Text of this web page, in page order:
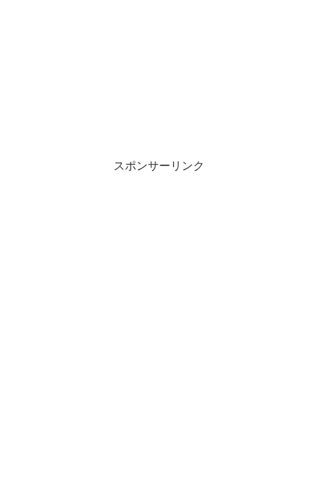
スポンサーリンク